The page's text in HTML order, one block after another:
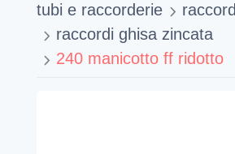
tubi e raccorderie
raccordi ghisa zincata
240 manicotto ff ridotto